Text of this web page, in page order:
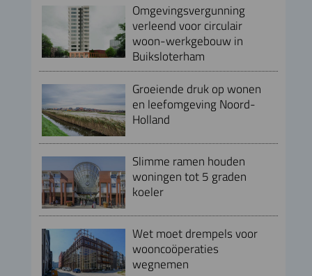
Omgevingsvergunning
verleend voor circulair
woon-werkgebouw in
Buiksloterham
Groeiende druk op wonen
en leefomgeving Noord-
Holland
Slimme ramen houden
woningen tot 5 graden
koeler
Wet moet drempels voor
wooncoöperaties
wegnemen